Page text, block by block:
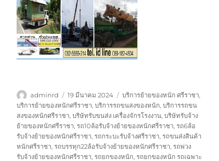
ผู้
เขียน
adminrd
เขียน
เมื่อ
19 มีนาคม 2024
ป้าย
กำกับ
บริการย้ายของหนัก ศรีราชา,
บริการย้ายของหนักศรีราชา,บริการรถขนสงของหนัก,บริการรถขน
สงของหนักศรีราชา,บริษัทรับขนส่ง เครื่องจักรโรงงาน,บริษัทรับจ้าง
ย้ายของหนักศรีราชา,รถ10ล้อรับจ้างย้ายของหนักศรีราชา,รถ6ล้อ
รับจ้างย้ายของหนักศรีราชา,รถกระบะรับจ้างศรีราชา,รถขนส่งสินค้า
หนักศรีราชา,รถบรรทุก22ล้อรับจ้างย้ายของหนักศรีราชา,รถพ่วง
รับจ้างย้ายของหนักศรีราชา,รถยกของหนัก,รถยกของหนัก รถเฉพาะ